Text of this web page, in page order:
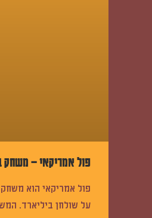
פול אמריקאי – משחק
פול אמריקאי הוא
על שולחן ביליארד.